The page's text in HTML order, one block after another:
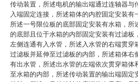
传动装置，所述电机的输出端通过连轴器与
入端固定连接，所述箱体的内腔固定安装有
所述一号限位板的底部固定安装有水箱，所
的底部且位于水箱的内部固定安装有过滤板
左侧连通有入水管，所述入水管的右端贯穿
过滤板并延伸至过滤板的内部，所述箱体右
有出水管，所述出水管的左端依次贯穿箱体
至水箱的内部，所述传动装置的输出端固定